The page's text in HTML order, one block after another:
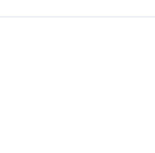
बीफ प्रोड्यूसर देश नहीं कहा